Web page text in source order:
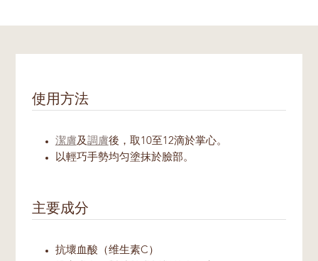
使用方法
潔膚及 調膚後，取10至12滴於掌心。
以輕巧手勢均匀塗抹於臉部。
主要成分
抗壞血酸（维生素C）